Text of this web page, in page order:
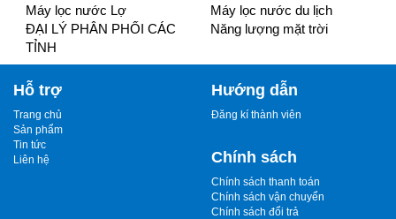
Máy lọc nước Lợ
Máy lọc nước du lịch
ĐẠI LÝ PHÂN PHỐI CÁC
TỈNH
Năng lượng mặt trời
Hỗ trợ
Trang chủ
Sản phẩm
Tin tức
Liên hệ
Hướng dẫn
Đăng kí thành viên
Chính sách
Chính sách thanh toán
Chính sách vận chuyển
Chính sách đổi trả